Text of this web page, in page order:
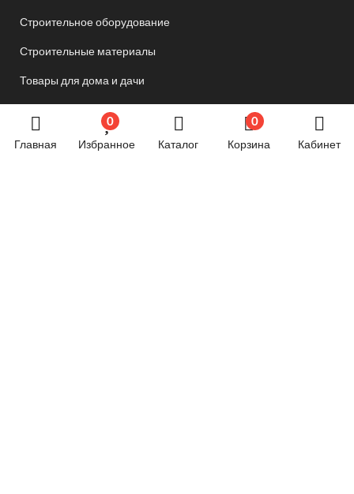
Главная
0
Избранное Каталог
0
Корзина Кабинет
Строительное оборудование
Строительные материалы
Товары для дома и дачи
Товары для спорта и отдыха
Хозяйственные товары